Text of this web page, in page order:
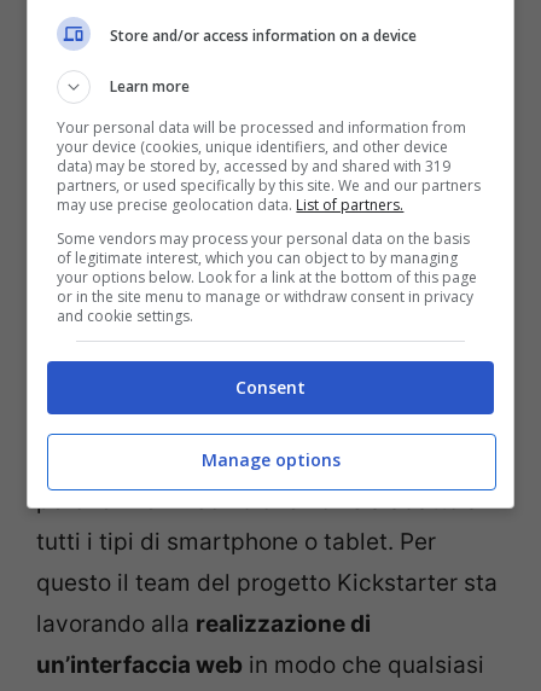
di, premendo un semplice tasto del proprio
telefono, far uscire dall’interno del
dispositivo un goloso
che sicuramente non lascerà l’animale
indifferente.
Per quanto riguarda l’alimentazione poi,
iCPooch è dotato di unabatteria interna
resistente per un lungo periodo. Ad oggi il
progetto di questo dispositivo tecnologico
e innovativo conta un prototipo già
collaudato e il software completo all’80%
perchè vi è il rischio che non sia adatto a
tutti i tipi di smartphone o tablet. Per
questo il team del progetto Kickstarter sta
lavorando alla realizzazione di
un’interfaccia web in modo che qualsiasi
Store and/or access information on a device
Learn more
Your personal data will be processed and information from
your device (cookies, unique identifiers, and other device
data) may be stored by, accessed by and shared with 319
partners, or used specifically by this site. We and our partners
may use precise geolocation data. List of partners.
Some vendors may process your personal data on the basis
of legitimate interest, which you can object to by managing
your options below. Look for a link at the bottom of this page
or in the site menu to manage or withdraw consent in privacy
and cookie settings.
Consent
Manage options